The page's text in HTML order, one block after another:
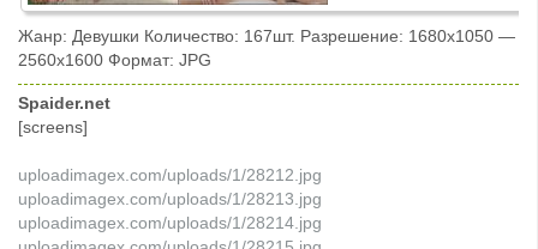
Жанр: Девушки Количество: 167шт. Разрешение: 1680x1050 —
2560x1600 Формат: JPG
Spaider.net
[screens]
uploadimagex.com/uploads/1/28212.jpg
uploadimagex.com/uploads/1/28213.jpg
uploadimagex.com/uploads/1/28214.jpg